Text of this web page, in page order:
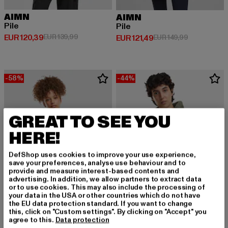
AIMN
Pile
EUR 120,39
Derzeitiger Preis: EUR 120,39
EUR 139,99Aktionspreis: EUR 139,99
AIMN
Pile
EUR 121,49
Derzeitiger Preis: EUR 121,49
EUR 149,99
-58%
AIMN
-44%
GREAT TO SEE YOU
HERE!
DefShop uses cookies to improve your use experience,
save your preferences, analyse use behaviour and to
provide and measure interest-based contents and
advertising. In addition, we allow partners to extract data
or to use cookies. This may also include the processing of
your data in the USA or other countries which do not have
the EU data protection standard. If you want to change
this, click on "Custom settings". By clicking on "Accept" you
agree to this. Data protection